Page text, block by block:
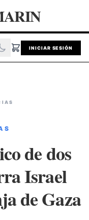
INICIAR SESIÓN
de dos
Israel
de Gaza